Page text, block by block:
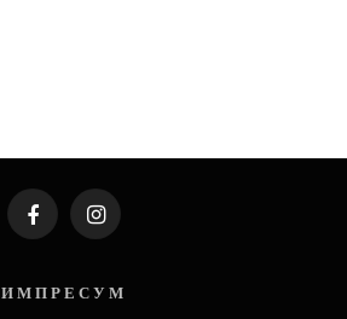
FacebookInstagram
И М П Р Е С У М